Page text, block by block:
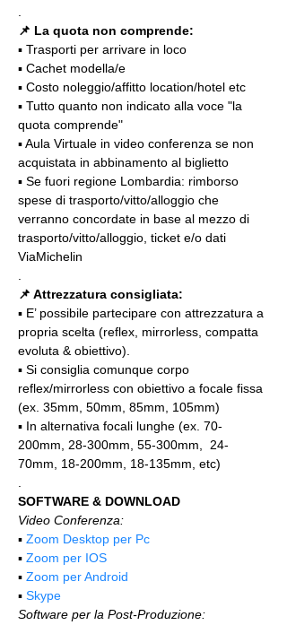
📌 La quota non comprende:
▪️ Trasporti per arrivare in loco
▪️ Cachet modella/e
▪️ Costo noleggio/affitto location/hotel etc
▪️ Tutto quanto non indicato alla voce "la
quota comprende"
▪️ Aula Virtuale in video conferenza se non
acquistata in abbinamento al biglietto
▪️ Se fuori regione Lombardia: rimborso
spese di trasporto/vitto/alloggio che
verranno concordate in base al mezzo di
trasporto/vitto/alloggio, ticket e/o dati
ViaMichelin
📌 Attrezzatura consigliata:
▪️ E’ possibile partecipare con attrezzatura a
propria scelta (reflex, mirrorless, compatta
evoluta & obiettivo).
▪️ Si consiglia comunque corpo
reflex/mirrorless con obiettivo a focale fissa
(ex. 35mm, 50mm, 85mm, 105mm)
▪️ In alternativa focali lunghe (ex. 70-
200mm, 28-300mm, 55-300mm,  24-
70mm, 18-200mm, 18-135mm, etc)
SOFTWARE & DOWNLOAD
Video Conferenza:
▪️ Zoom Desktop per Pc
▪️ Zoom per IOS
▪️ Zoom per Android
▪️ Skype
Software per la Post-Produzione: